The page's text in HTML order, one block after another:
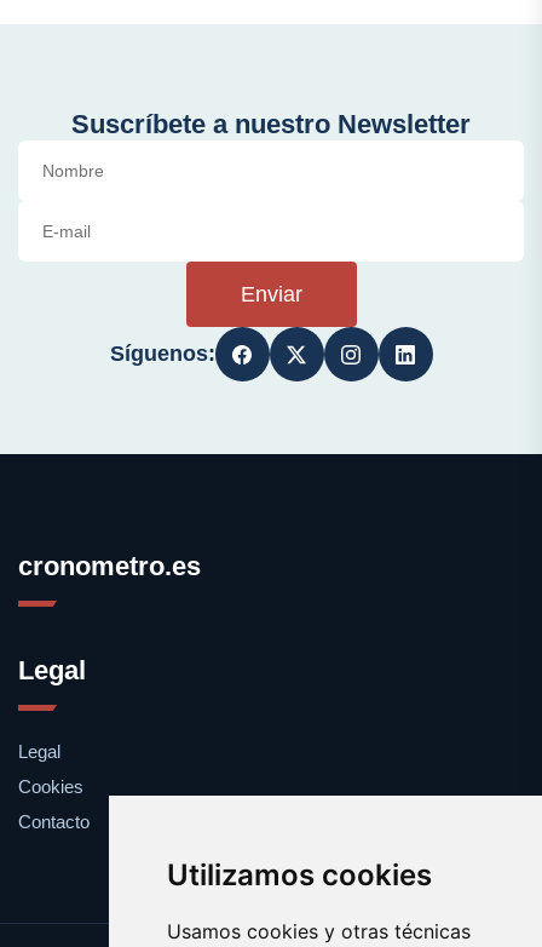
Utilizamos cookies
Usamos cookies y otras técnicas
Suscríbete a nuestro Newsletter
Enviar
Síguenos:
cronometro.es
Legal
Legal
Cookies
Contacto